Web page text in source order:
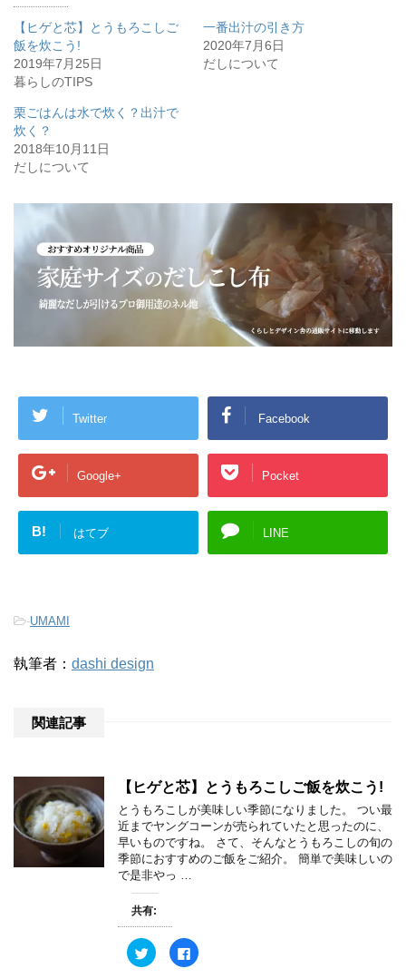
t
e
r
で
共
有
新
い
ウ
ィ
ン
ド
ウ
で
ま
)
る
ク
リ
ッ
し
て
さ
い
ド
ウ
で
開
き
ま
す
【ヒゲと芯】とうもろこしご
飯を炊こう!
2019年7月25日
暮らしのTIPS
一番出汁の引き方
2020年7月6日
だしについて
栗ごはんは水で炊く？出汁で
炊く？
2018年10月11日
だしについて
Twitter Facebook
Google+ Pocket
B! はてブ LINE
-UMAMI
執筆者： dashi design
関連記事
【ヒゲと芯】とうもろこしご飯を炊こう!
とうもろこしが美味しい季節になりました。 つい最
近までヤングコーンが売られていたと思ったのに、
早いものですね。 さて、そんなとうもろこしの旬の
季節におすすめのご飯をご紹介。 簡単で美味しいの
で是非やっ …
共有:
ク
リ
F
a